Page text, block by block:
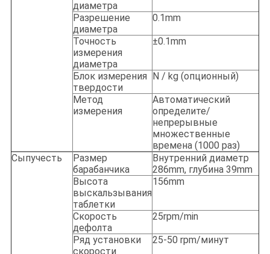
диаметра
Разрешение
диаметра
0.1mm
Точность
измерения
диаметра
±0.1mm
Блок измерения
твердости
N / kg (опционный)
Метод
измерения
Автоматический
определите/
непрерывные
множественные
времена (1000 раз)
Сыпучесть
Размер
барабанчика
Внутренний диаметр
286mm, глубина 39mm
Высота
выскальзывания
таблетки
156mm
Скорость
дефолта
25rpm/min
Ряд установки
скорости
25-50 rpm/минут